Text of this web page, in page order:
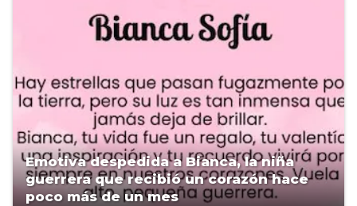
Emotiva despedida a Bianca, la niña
guerrera que recibió un corazón hace
poco más de un mes